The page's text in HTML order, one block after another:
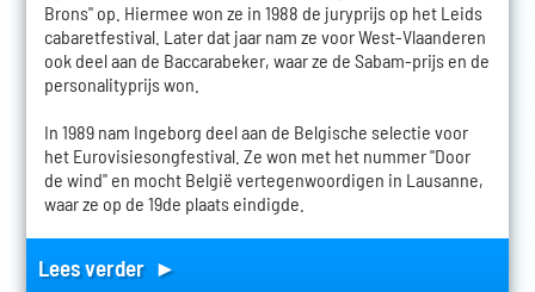
Brons" op. Hiermee won ze in 1988 de juryprijs op het Leids
cabaretfestival. Later dat jaar nam ze voor West-Vlaanderen
ook deel aan de Baccarabeker, waar ze de Sabam-prijs en de
personalityprijs won.
In 1989 nam Ingeborg deel aan de Belgische selectie voor
het Eurovisiesongfestival. Ze won met het nummer "Door
de wind" en mocht België vertegenwoordigen in Lausanne,
waar ze op de 19de plaats eindigde.
Lees verder ►